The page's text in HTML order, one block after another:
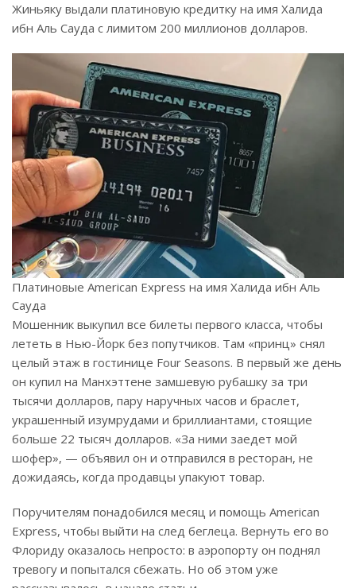
Жиньяку выдали платиновую кредитку на имя Халида
ибн Аль Сауда с лимитом 200 миллионов долларов.
Платиновые American Express на имя Халида ибн Аль
Сауда
Мошенник выкупил все билеты первого класса, чтобы
лететь в Нью-Йорк без попутчиков. Там «принц» снял
целый этаж в гостинице Four Seasons. В первый же день
он купил на Манхэттене замшевую рубашку за три
тысячи долларов, пару наручных часов и браслет,
украшенный изумрудами и бриллиантами, стоящие
больше 22 тысяч долларов. «За ними заедет мой
шофер», — объявил он и отправился в ресторан, не
дожидаясь, когда продавцы упакуют товар.
Поручителям понадобился месяц и помощь American
Express, чтобы выйти на след беглеца. Вернуть его во
Флориду оказалось непросто: в аэропорту он поднял
тревогу и попытался сбежать. Но об этом уже